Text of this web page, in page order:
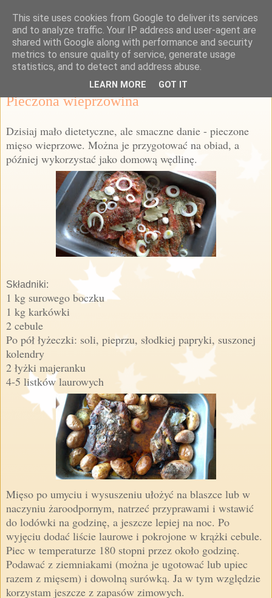
Przepisy Margaretki
Pieczona wieprzowina
Dzisiaj mało dietetyczne, ale smaczne danie - pieczone
mięso wieprzowe. Można je przygotować na obiad, a
później wykorzystać jako domową wędlinę.
Składniki:
1 kg surowego boczku
1 kg karkówki
2 cebule
Po pół łyżeczki: soli, pieprzu, słodkiej papryki, suszonej
kolendry
2 łyżki majeranku
4-5 listków laurowych
Mięso po umyciu i wysuszeniu ułożyć na blaszce lub w
naczyniu żaroodpornym, natrzeć przyprawami i wstawić
do lodówki na godzinę, a jeszcze lepiej na noc. Po
wyjęciu dodać liście laurowe i pokrojone w krążki cebule.
Piec w temperaturze 180 stopni przez około godzinę.
Podawać z ziemniakami (można je ugotować lub upiec
razem z mięsem) i dowolną surówką. Ja w tym względzie
korzystam jeszcze z zapasów zimowych.
This site uses cookies from Google to deliver its services
and to analyze traffic. Your IP address and user-agent are
shared with Google along with performance and security
metrics to ensure quality of service, generate usage
statistics, and to detect and address abuse.
LEARN MORE GOT IT